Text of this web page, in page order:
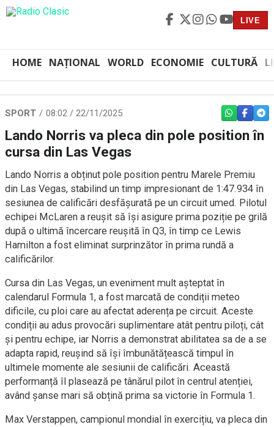
LIVE
HOME NAȚIONAL WORLD ECONOMIE CULTURĂ
SPORT 08:02 / 22/11/2025 WHATSAPP
Lando Norris va pleca din pole position în
cursa din Las Vegas
Lando Norris a obținut pole position pentru Marele Premiu
din Las Vegas, stabilind un timp impresionant de 1:47.934 în
sesiunea de calificări desfășurată pe un circuit umed. Pilotul
echipei McLaren a reușit să își asigure prima poziție pe grilă
după o ultimă încercare reușită în Q3, în timp ce Lewis
Hamilton a fost eliminat surprinzător în prima rundă a
calificărilor.
Cursa din Las Vegas, un eveniment mult așteptat în
calendarul Formula 1, a fost marcată de condiții meteo
dificile, cu ploi care au afectat aderența pe circuit. Aceste
condiții au adus provocări suplimentare atât pentru piloți, cât
și pentru echipe, iar Norris a demonstrat abilitatea sa de a se
adapta rapid, reușind să își îmbunătățească timpul în
ultimele momente ale sesiunii de calificări. Această
performanță îl plasează pe tânărul pilot în centrul atenției,
având șanse mari să obțină prima sa victorie în Formula 1.
Max Verstappen, campionul mondial în exercițiu, va pleca din